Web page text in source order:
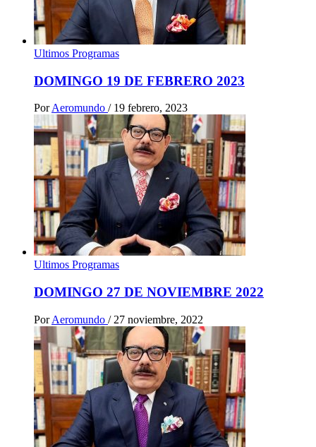
Ultimos Programas
DOMINGO 19 DE FEBRERO 2023
PorAeromundo / 19 febrero, 2023
Ultimos Programas
DOMINGO 27 DE NOVIEMBRE 2022
Por Aeromundo / 27 noviembre, 2022